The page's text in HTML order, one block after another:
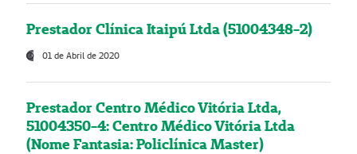
Prestador Clínica Itaipú Ltda (51004348-2)
01 de Abril de 2020
Prestador Centro Médico Vitória Ltda,
51004350-4: Centro Médico Vitória Ltda
(Nome Fantasia: Policlínica Master)